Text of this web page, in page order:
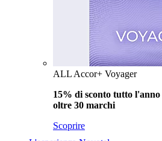
ALL Accor+ Voyager
15% di sconto tutto l'anno
oltre 30 marchi
Scoprire